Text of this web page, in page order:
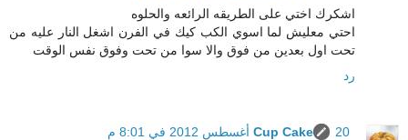
اشكرك اختي على الطريقه الرائعه والحلوه
احتي معليش لما اسوي الكب كيك في الفرن اشغل النار عليه من
تحت اول بعدين من فوق والا سوا من تحت وفوق نفس الوقت
رد
Cup Cake
20 أغسطس 2012 في 8:01 م